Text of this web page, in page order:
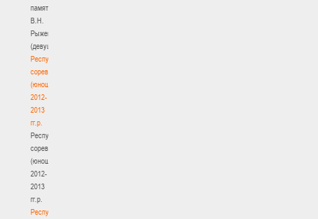
памяти
В.Н.
Рыженкова
(девушки)
Республиканские
соревнования
(юноши)
2012-
2013
гг.р.
Республиканские
соревнования
(юноши)
2012-
2013
гг.р.
Республиканские